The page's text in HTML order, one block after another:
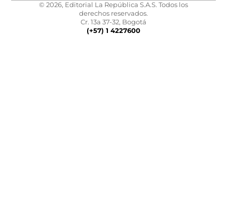
© 2026, Editorial La República S.A.S. Todos los
derechos reservados.
Cr. 13a 37-32, Bogotá
(+57) 1 4227600